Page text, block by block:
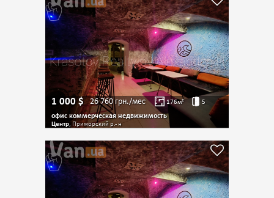
1 000$ 26 760грн./мес 176м² 5
офис коммерческая недвижимость
Центр, Приморский р.- н